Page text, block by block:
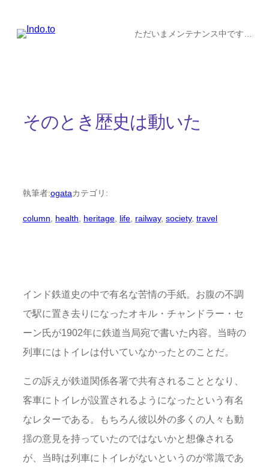
ただいまメンテナンス中です…
そのとき歴史は動いた
執筆者:ogataカテゴリ:
column health heritage life railway, society, travel
インド鉄道史の中で有名な苦情の手紙。お腹の不調
で駅に置き去りになったオキル・チャンドラー・セ
ーン氏が1902年に鉄道当局宛で書いた内容。当時の
列車にはトイレは付いていなかったとのことだ。
この訴えが鉄道関係各署で共有されることとなり、
客車にトイレが設置されるようになったという有名
なレターである。もちろん彼以外の多くの人々も動
揺の意見を持っていたのではないかと想像される
が、当時は列車にトイレがないというのが常識であ